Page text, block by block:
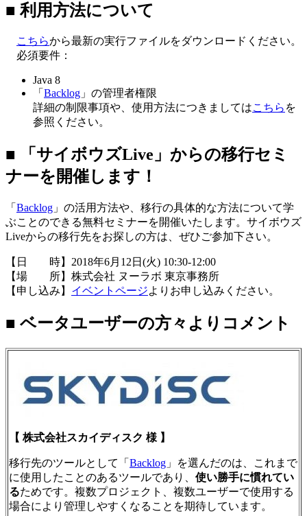
■ 利用方法について
こちらから最新の実行ファイルをダウンロードください。
必須要件：
Java 8
「 Backlog 」の管理者権限
詳細の制限事項や、使用方法につきましてはこちら を
参照ください。
■ 「サイボウズLive」からの移行セミ
ナーを開催します！
「 Backlog 」の活用方法や、移行の具体的な方法について学
ぶことのできる無料セミナーを開催いたします。サイボウズ
Liveからの移行先をお探しの方は、ぜひご参加下さい。
【日 時】2018年6月12日(火) 10:30-12:00
【場 所】株式会社 ヌーラボ 東京事務所
【申し込み】 イベントページよりお申し込みください。
■ ベータユーザーの方々よりコメント
【 株式会社スカイディスク 様 】
移行先のツールとして「 Backlog 」を選んだのは、これまで
に使用したことのあるツールであり、 使い勝手に慣れてい
るためです。複数プロジェクト、複数ユーザーで使用する
場合により管理しやすくなることを期待しています。